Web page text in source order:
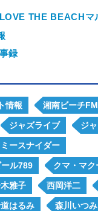
THE BEACHマ
録
情報 湘南ビーチ
ジャズライブ ジ
ミースナイダー
ル789 クマ・マク
雅子 西岡洋二
はるみ 森川いつみ